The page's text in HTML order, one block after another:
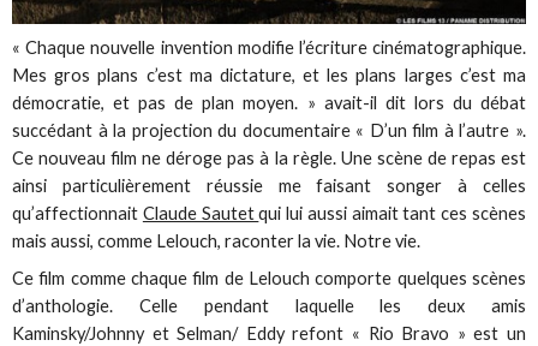
« Chaque nouvelle invention modifie l’écriture cinématographique.
Mes gros plans c’est ma dictature, et les plans larges c’est ma
démocratie, et pas de plan moyen. » avait-il dit lors du débat
succédant à la projection du documentaire « D’un film à l’autre ».
Ce nouveau film ne déroge pas à la règle. Une scène de repas est
ainsi particulièrement réussie me faisant songer à celles
qu’affectionnait Claude Sautetqui lui aussi aimait tant ces scènes
mais aussi, comme Lelouch, raconter la vie. Notre vie.
Ce film comme chaque film de Lelouch comporte quelques scènes
d’anthologie. Celle pendant laquelle les deux amis
Kaminsky/Johnny et Selman/ Eddy refont « Rio Bravo » est un